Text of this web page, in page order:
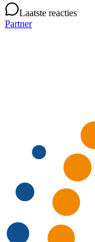
Laatste reacties
Partner